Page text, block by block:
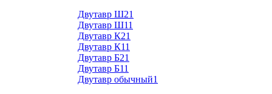
Двутавр Ш21
Двутавр Ш11
Двутавр К21
Двутавр К11
Двутавр Б21
Двутавр Б11
Двутавр обычный1